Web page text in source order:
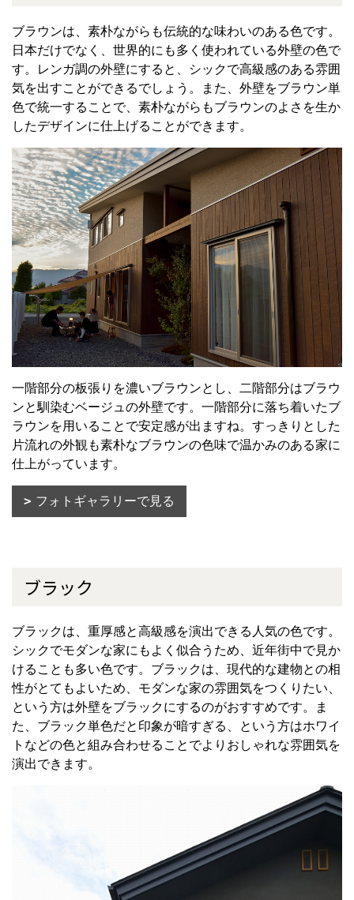
ブラウンは、素朴ながらも伝統的な味わいのある色です。
日本だけでなく、世界的にも多く使われている外壁の色で
す。レンガ調の外壁にすると、シックで高級感のある雰囲
気を出すことができるでしょう。また、外壁をブラウン単
色で統一することで、素朴ながらもブラウンのよさを生か
したデザインに仕上げることができます。
一階部分の板張りを濃いブラウンとし、二階部分はブラウ
ンと馴染むベージュの外壁です。一階部分に落ち着いたブ
ラウンを用いることで安定感が出ますね。すっきりとした
片流れの外観も素朴なブラウンの色味で温かみのある家に
仕上がっています。
フォトギャラリーで見る
ブラック
ブラックは、重厚感と高級感を演出できる人気の色です。
シックでモダンな家にもよく似合うため、近年街中で見か
けることも多い色です。ブラックは、現代的な建物との相
性がとてもよいため、モダンな家の雰囲気をつくりたい、
という方は外壁をブラックにするのがおすすめです。ま
た、ブラック単色だと印象が暗すぎる、という方はホワイ
トなどの色と組み合わせることでよりおしゃれな雰囲気を
演出できます。